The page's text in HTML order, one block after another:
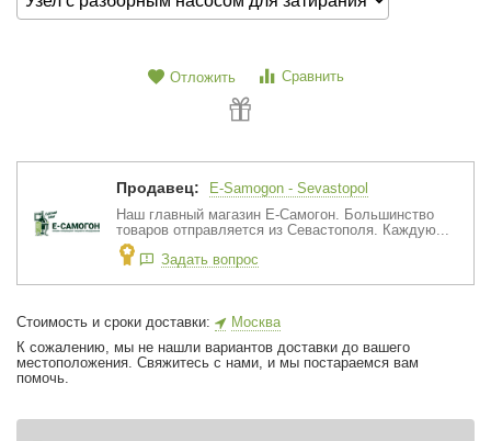
Отложить Сравнить
Продавец:
E-Samogon - Sevastopol
Наш главный магазин Е-Самогон. Большинство
товаров отправляется из Севастополя. Каждую...
Задать вопрос
Стоимость и сроки доставки:
Москва
К сожалению, мы не нашли вариантов доставки до вашего
местоположения. Свяжитесь с нами, и мы постараемся вам
помочь.